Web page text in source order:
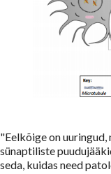
"Eelkõige on
sünaptiliste
seda, kuidas need